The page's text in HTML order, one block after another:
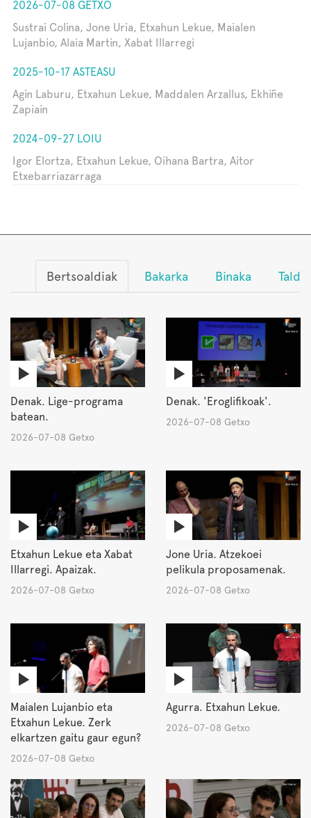
2026-07-08 GETXO
Sustrai Colina, Jone Uria, Etxahun Lekue, Maialen
Lujanbio, Alaia Martin, Xabat Illarregi
2025-10-17 ASTEASU
Agin Laburu, Etxahun Lekue, Maddalen Arzallus, Ekhiñe
Zapiain
2024-09-27 LOIU
Igor Elortza, Etxahun Lekue, Oihana Bartra, Aitor
Etxebarriazarraga
Bertsoaldiak Bakarka Binaka
Denak. Lige-programa
batean.
2026-07-08 Getxo
Denak. 'Eroglifikoak'.
2026-07-08 Getxo
Etxahun Lekue eta Xabat
Illarregi. Apaizak.
2026-07-08 Getxo
Jone Uria. Atzekoei
pelikula proposamenak.
2026-07-08 Getxo
Maialen Lujanbio eta
Etxahun Lekue. Zerk
elkartzen gaitu gaur egun?
2026-07-08 Getxo
Agurra. Etxahun Lekue.
2026-07-08 Getxo